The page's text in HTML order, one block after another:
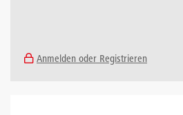
Anmelden oder Registrieren